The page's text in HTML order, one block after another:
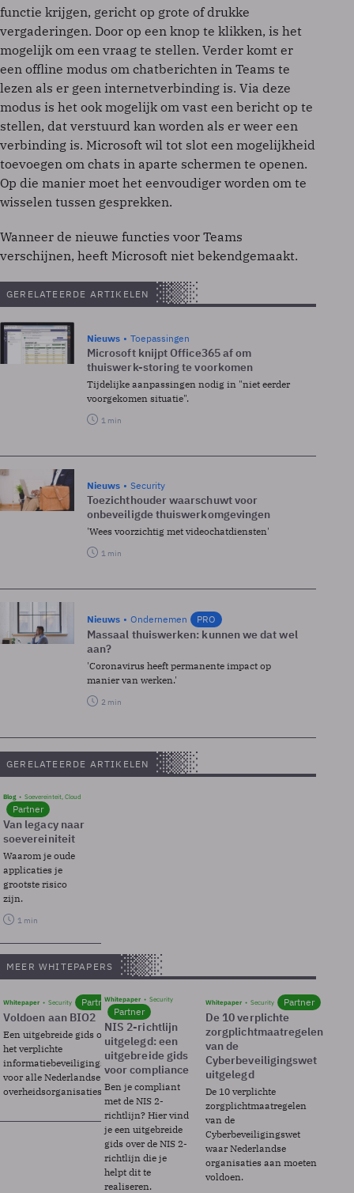
functie krijgen, gericht op grote of drukke
vergaderingen. Door op een knop te klikken, is het
mogelijk om een vraag te stellen. Verder komt er
een offline modus om chatberichten in Teams te
lezen als er geen internetverbinding is. Via deze
modus is het ook mogelijk om vast een bericht op te
stellen, dat verstuurd kan worden als er weer een
verbinding is. Microsoft wil tot slot een mogelijkheid
toevoegen om chats in aparte schermen te openen.
Op die manier moet het eenvoudiger worden om te
wisselen tussen gesprekken.
Wanneer de nieuwe functies voor Teams
verschijnen, heeft Microsoft niet bekendgemaakt.
GERELATEERDE ARTIKELEN
Nieuws Toepassingen
Microsoft knijpt Office365 af om
thuiswerk-storing te voorkomen
Tijdelijke aanpassingen nodig in "niet eerder
voorgekomen situatie".
1 min
Nieuws Security
Toezichthouder waarschuwt voor
onbeveiligde thuiswerkomgevingen
'Wees voorzichtig met videochatdiensten'
1 min
Nieuws Ondernemen PRO
Massaal thuiswerken: kunnen we dat wel
aan?
'Coronavirus heeft permanente impact op
manier van werken.'
2 min
GERELATEERDE ARTIKELEN
Blog Soevereinteit, Cloud
Partner
Van legacy naar
soevereiniteit
Waarom je oude
applicaties je
grootste risico
zijn.
1 min
MEER WHITEPAPERS
Whitepaper Security Partner
Voldoen aan BIO2
Een uitgebreide gids over BIO2,
het verplichte
informatiebeveiligingsframework
voor alle Nederlandse
overheidsorganisaties.
Whitepaper Security
Partner
NIS 2-richtlijn
uitgelegd: een
uitgebreide gids
voor compliance
Ben je compliant
met de NIS 2-
richtlijn? Hier vind
je een uitgebreide
gids over de NIS 2-
richtlijn die je
helpt dit te
realiseren.
Whitepaper Security Partner
De 10 verplichte
zorgplichtmaatregelen
van de
Cyberbeveiligingswet
uitgelegd
De 10 verplichte
zorgplichtmaatregelen
van de
Cyberbeveiligingswet
waar Nederlandse
organisaties aan moeten
voldoen.